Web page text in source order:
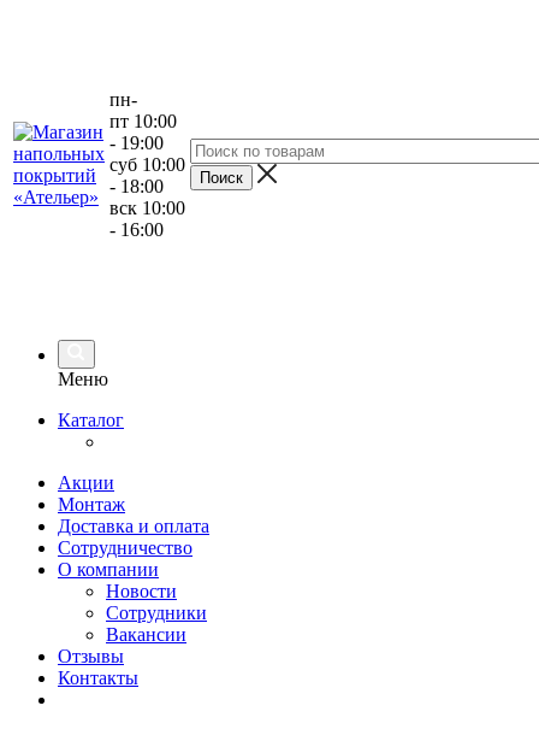
пн-
пт 10:00
- 19:00
суб 10:00
- 18:00
вск 10:00
- 16:00
Меню
Каталог
Акции
Монтаж
Доставка и оплата
Сотрудничество
О компании
Новости
Сотрудники
Вакансии
Отзывы
Контакты